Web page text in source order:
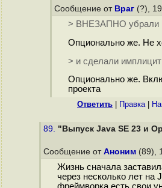
Сообщение от Враг (?),
> ВНЕЗАПНО убрали
Опционально же. Не
> и сделали
Опционально же.
проекта
Ответить Правка|
89. "Выпуск Java SE 23 и
Сообщение от Аноним (89),
Жизнь сначала
через несколько лет на